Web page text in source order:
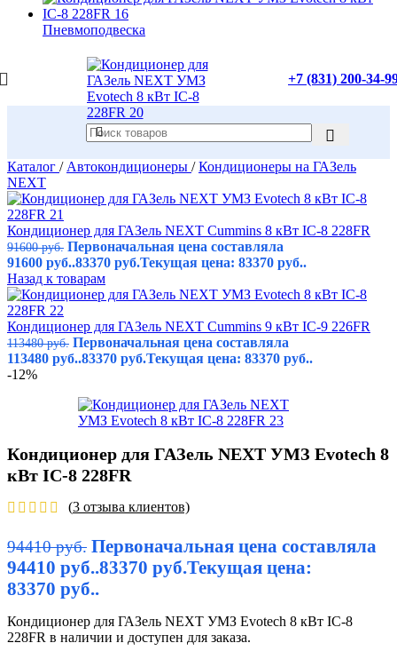
Пневмоподвеска
+7 (831) 200-34-
Каталог / Автокондиционеры / Кондиционеры на ГАЗель
NEXT
Кондиционер для ГАЗель NEXT Cummins 8 кВт IC-8 228FR
91600руб. Первоначальная цена составляла
91600 руб..83370 руб.Текущая цена: 83370 руб..
Назад к товарам
Кондиционер для ГАЗель NEXT Cummins 9 кВт IC-9 226FR
113480руб. Первоначальная цена составляла
113480 руб..83370 руб.Текущая цена: 83370 руб..
-12%
Кондиционер для ГАЗель NEXT УМЗ Evotech 8
кВт IC-8 228FR
(3 отзыва клиентов)
94410руб. Первоначальная цена составляла
94410 руб..83370 руб.Текущая цена:
83370 руб..
Кондиционер для ГАЗель NEXT УМЗ Evotech 8 кВт IC-8
228FR в наличии и доступен для заказа.